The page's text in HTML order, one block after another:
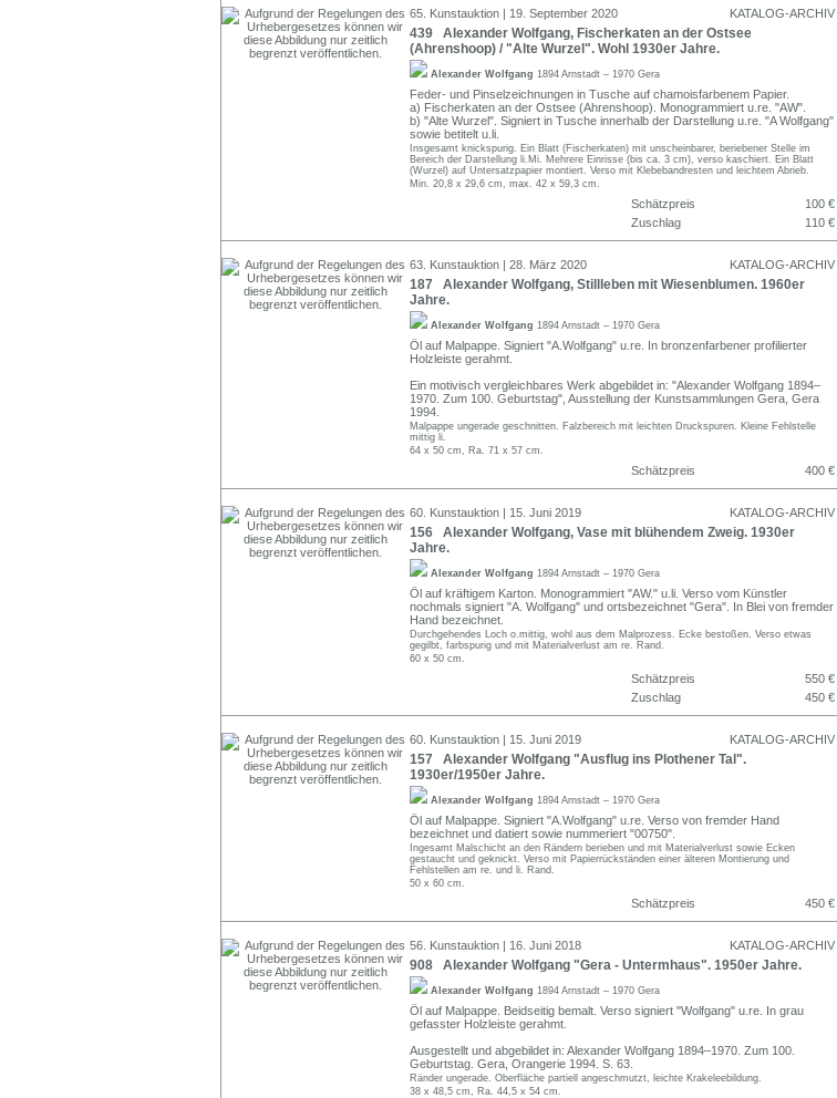
65. Kunstauktion | 19. September 2020 KATALOG-ARCHIV
439 Alexander Wolfgang, Fischerkaten an der Ostsee
(Ahrenshoop) / "Alte Wurzel". Wohl 1930er Jahre.
Alexander Wolfgang 1894 Arnstadt – 1970 Gera
Feder- und Pinselzeichnungen in Tusche auf chamoisfarbenem Papier.
a) Fischerkaten an der Ostsee (Ahrenshoop). Monogrammiert u.re. "AW".
b) "Alte Wurzel". Signiert in Tusche innerhalb der Darstellung u.re. "A Wolfgang"
sowie betitelt u.li.
Insgesamt knickspurig. Ein Blatt (Fischerkaten) mit unscheinbarer, beriebener Stelle im
Bereich der Darstellung li.Mi. Mehrere Einrisse (bis ca. 3 cm), verso kaschiert. Ein Blatt
(Wurzel) auf Untersatzpapier montiert. Verso mit Klebebandresten und leichtem Abrieb.
Min. 20,8 x 29,6 cm, max. 42 x 59,3 cm.
Schätzpreis
100 €
Zuschlag
110 €
63. Kunstauktion | 28. März 2020 KATALOG-ARCHIV
187 Alexander Wolfgang, Stillleben mit Wiesenblumen. 1960er
Jahre.
Alexander Wolfgang 1894 Arnstadt – 1970 Gera
Öl auf Malpappe. Signiert "A.Wolfgang" u.re. In bronzenfarbener profilierter
Holzleiste gerahmt.
Ein motivisch vergleichbares Werk abgebildet in: "Alexander Wolfgang 1894–
1970. Zum 100. Geburtstag", Ausstellung der Kunstsammlungen Gera, Gera
1994.
Malpappe ungerade geschnitten. Falzbereich mit leichten Druckspuren. Kleine Fehlstelle
mittig li.
64 x 50 cm, Ra. 71 x 57 cm.
Schätzpreis 400 €
60. Kunstauktion | 15. Juni 2019 KATALOG-ARCHIV
156 Alexander Wolfgang, Vase mit blühendem Zweig. 1930er
Jahre.
Alexander Wolfgang 1894 Arnstadt – 1970 Gera
Öl auf kräftigem Karton. Monogrammiert "AW." u.li. Verso vom Künstler
nochmals signiert "A. Wolfgang" und ortsbezeichnet "Gera". In Blei von fremder
Hand bezeichnet.
Durchgehendes Loch o.mittig, wohl aus dem Malprozess. Ecke bestoßen. Verso etwas
gegilbt, farbspurig und mit Materialverlust am re. Rand.
60 x 50 cm.
Schätzpreis
550 €
Zuschlag
450 €
60. Kunstauktion | 15. Juni 2019 KATALOG-ARCHIV
157 Alexander Wolfgang "Ausflug ins Plothener Tal".
1930er/1950er Jahre.
Alexander Wolfgang 1894 Arnstadt – 1970 Gera
Öl auf Malpappe. Signiert "A.Wolfgang" u.re. Verso von fremder Hand
bezeichnet und datiert sowie nummeriert "00750".
Ingesamt Malschicht an den Rändern berieben und mit Materialverlust sowie Ecken
gestaucht und geknickt. Verso mit Papierrückständen einer älteren Montierung und
Fehlstellen am re. und li. Rand.
50 x 60 cm.
Schätzpreis 450 €
56. Kunstauktion | 16. Juni 2018 KATALOG-ARCHIV
908 Alexander Wolfgang "Gera - Untermhaus". 1950er Jahre.
Alexander Wolfgang 1894 Arnstadt – 1970 Gera
Öl auf Malpappe. Beidseitig bemalt. Verso signiert "Wolfgang" u.re. In grau
gefasster Holzleiste gerahmt.
Ausgestellt und abgebildet in: Alexander Wolfgang 1894–1970. Zum 100.
Geburtstag. Gera, Orangerie 1994. S. 63.
Ränder ungerade. Oberfläche partiell angeschmutzt, leichte Krakeleebildung.
38 x 48,5 cm, Ra. 44,5 x 54 cm.